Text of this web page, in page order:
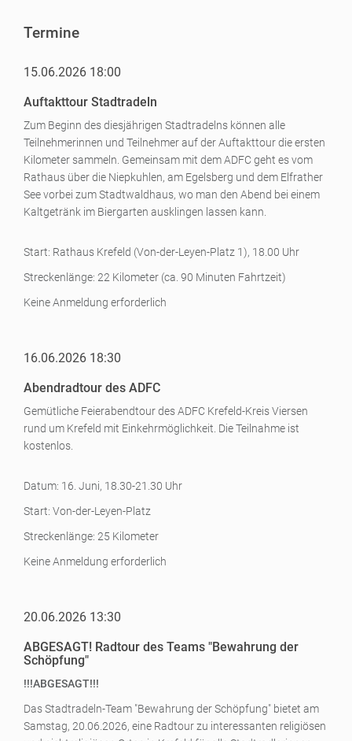
Termine
15.06.2026 18:00
Auftakttour Stadtradeln
Zum Beginn des diesjährigen Stadtradelns können alle
Teilnehmerinnen und Teilnehmer auf der Auftakttour die ersten
Kilometer sammeln. Gemeinsam mit dem ADFC geht es vom
Rathaus über die Niepkuhlen, am Egelsberg und dem Elfrather
See vorbei zum Stadtwaldhaus, wo man den Abend bei einem
Kaltgetränk im Biergarten ausklingen lassen kann.
Start: Rathaus Krefeld (Von-der-Leyen-Platz 1), 18.00 Uhr
Streckenlänge: 22 Kilometer (ca. 90 Minuten Fahrtzeit)
Keine Anmeldung erforderlich
16.06.2026 18:30
Abendradtour des ADFC
Gemütliche Feierabendtour des ADFC Krefeld-Kreis Viersen
rund um Krefeld mit Einkehrmöglichkeit. Die Teilnahme ist
kostenlos.
Datum: 16. Juni, 18.30-21.30 Uhr
Start: Von-der-Leyen-Platz
Streckenlänge: 25 Kilometer
Keine Anmeldung erforderlich
20.06.2026 13:30
ABGESAGT! Radtour des Teams "Bewahrung der
Schöpfung"
!!!ABGESAGT!!!
Das Stadtradeln-Team "Bewahrung der Schöpfung" bietet am
Samstag, 20.06.2026, eine Radtour zu interessanten religiösen